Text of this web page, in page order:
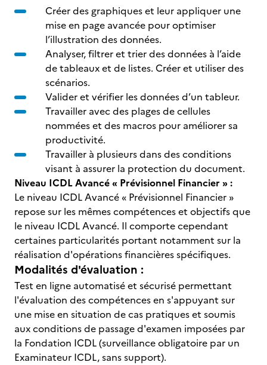
Créer des graphiques et leur appliquer une
mise en page avancée pour optimiser
l’illustration des données.
Analyser, filtrer et trier des données à l’aide
de tableaux et de listes. Créer et utiliser des
scénarios.
Valider et vérifier les données d’un tableur.
Travailler avec des plages de cellules
nommées et des macros pour améliorer sa
productivité.
Travailler à plusieurs dans des conditions
visant à assurer la protection du document.
Niveau ICDL Avancé « Prévisionnel Financier » :
Le niveau ICDL Avancé « Prévisionnel Financier »
repose sur les mêmes compétences et objectifs que
le niveau ICDL Avancé. Il comporte cependant
certaines particularités portant notamment sur la
réalisation d'opérations financières spécifiques.
Modalités d'évaluation :
Test en ligne automatisé et sécurisé permettant
l'évaluation des compétences en s'appuyant sur
une mise en situation de cas pratiques et soumis
aux conditions de passage d'examen imposées par
la Fondation ICDL (surveillance obligatoire par un
Examinateur ICDL, sans support).